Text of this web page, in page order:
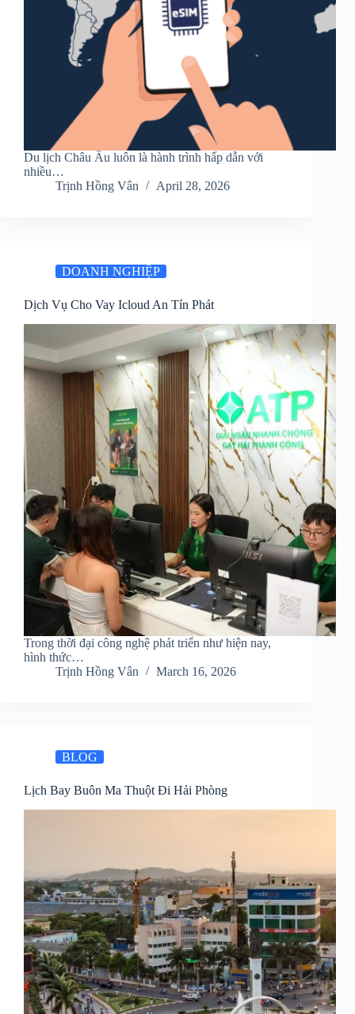
Du lịch Châu Âu luôn là hành trình hấp dẫn với
nhiều…
Trịnh Hồng Vân
April 28, 2026
DOANH NGHIỆP
Dịch Vụ Cho Vay Icloud An Tín Phát
Trong thời đại công nghệ phát triển như hiện nay,
hình thức…
Trịnh Hồng Vân
March 16, 2026
BLOG
Lịch Bay Buôn Ma Thuột Đi Hải Phòng